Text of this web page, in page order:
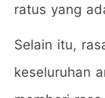
ratus yang
Selain itu,
keseluruhan